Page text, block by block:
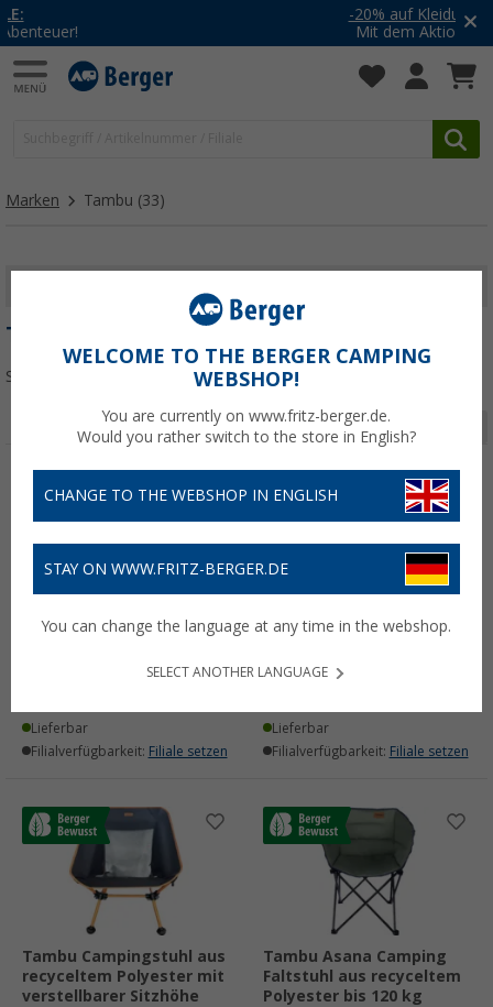
-20% auf Kleidung und Schuhe
Marken Tambu (33)
TAMBU
Sortieren:
Seite 1 von 2
Tambu Bengala Camping
Lieferbar
Filialverfügbarkeit: Filiale setzen
Tambu Laja Camping
Lieferbar
Filialverfügbarkeit: Filiale setzen
Tambu Campingstuhl aus
recyceltem Polyester mit
verstellbarer Sitzhöhe
Tambu Asana Camping
Faltstuhl aus recyceltem
Polyester bis 120 kg
WELCOME TO THE BERGER CAMPING
WEBSHOP!
You are currently on www.fritz-berger.de.
Would you rather switch to the store in English?
CHANGE TO THE WEBSHOP IN ENGLISH
STAY ON WWW.FRITZ-BERGER.DE
You can change the language at any time in the webshop.
SELECT ANOTHER LANGUAGE